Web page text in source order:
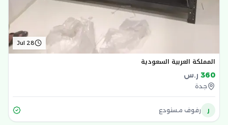
Jul 28
المملكة العربية السعودية
360 ر.س
جدة
ر رفوف مستودع